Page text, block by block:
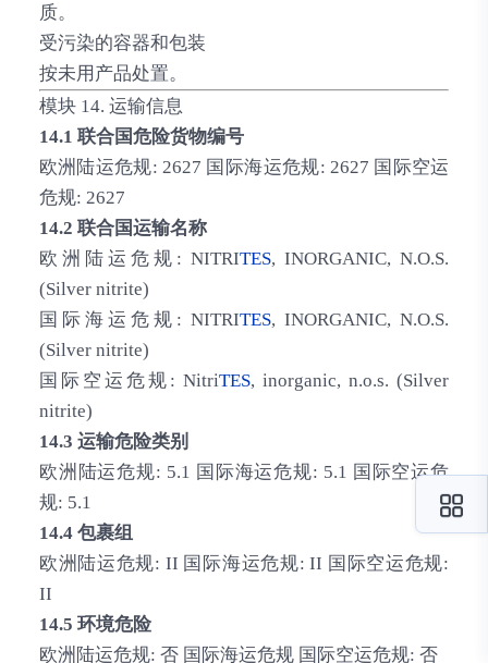
质。
受污染的容器和包装
按未用产品处置。
模块 14. 运输信息
14.1 联合国危险货物编号
欧洲陆运危规: 2627 国际海运危规: 2627 国际空运
危规: 2627
14.2 联合国运输名称
欧洲陆运危规: NITRITES, INORGANIC, N.O.S.
(Silver nitrite)
国际海运危规: NITRITES, INORGANIC, N.O.S.
(Silver nitrite)
国际空运危规: NitriTES, inorganic, n.o.s. (Silver
nitrite)
14.3 运输危险类别
欧洲陆运危规: 5.1 国际海运危规: 5.1 国际空运危
规: 5.1
14.4 包裹组
欧洲陆运危规: II 国际海运危规: II 国际空运危规:
II
14.5 环境危险
欧洲陆运危规: 否 国际海运危规 国际空运危规: 否